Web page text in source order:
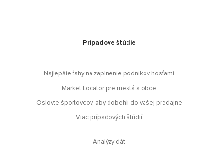
Prípadove štúdie
Najlepšie ťahy na zaplnenie podnikov hosťami
Market Locator pre mestá a obce
Oslovte športovcov, aby dobehli do vašej predajne
Viac prípadových štúdií
Analýzy dát